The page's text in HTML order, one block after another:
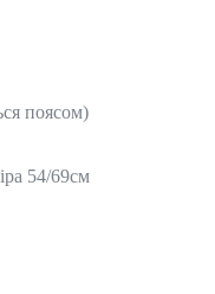
поясом)
54/69см